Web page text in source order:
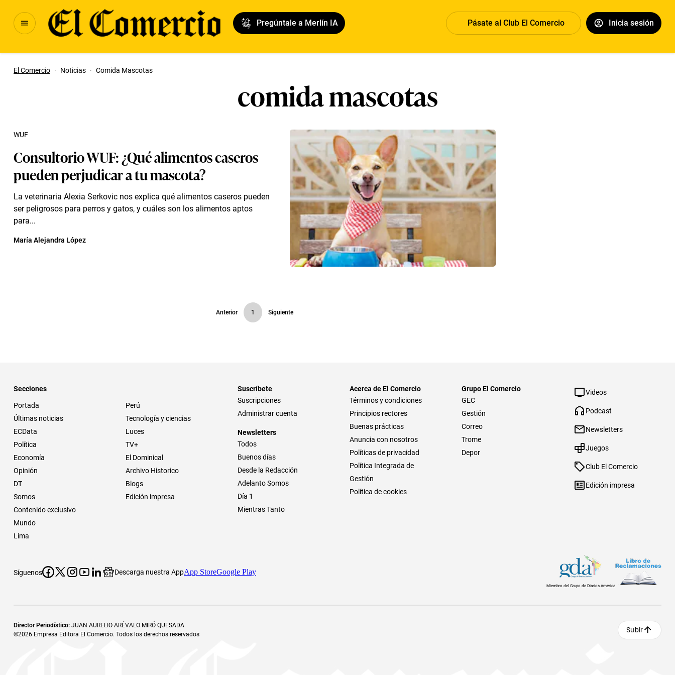
Pregúntale a Merlín IA Pásate al Club El Comercio Inicia sesión
El Comercio · Noticias · Comida Mascotas
comida mascotas
Consultorio WUF: ¿Qué alimentos caseros
pueden perjudicar a tu mascota?
La veterinaria Alexia Serkovic nos explica qué alimentos caseros pueden
ser peligrosos para perros y gatos, y cuáles son los alimentos aptos
para...
WUF
María Alejandra López
Anterior 1 Siguiente
Secciones
Portada
Últimas noticias
ECData
Política
Economía
Opinión
DT
Somos
Contenido exclusivo
Mundo
Lima
Perú
Tecnología y ciencias
Luces
TV+
El Dominical
Archivo Historico
Blogs
Edición impresa
Suscríbete
Suscripciones
Administrar cuenta
Newsletters
Todos
Buenos días
Desde la Redacción
Adelanto Somos
Día 1
Mientras Tanto
Acerca de El Comercio
Términos y condiciones
Principios rectores
Buenas prácticas
Anuncia con nosotros
Políticas de privacidad
Política Integrada de
Gestión
Política de cookies
Grupo El Comercio
GEC
Gestión
Correo
Trome
Depor
Videos
Podcast
Newsletters
Juegos
Club El Comercio
Edición impresa
Síguenos Descarga nuestra AppApp StoreGoogle Play
Miembro del Grupo de Diarios América
Director Periodístico: JUAN AURELIO ARÉVALO MIRÓ QUESADA
©2026 Empresa Editora El Comercio. Todos los derechos reservados
Subir